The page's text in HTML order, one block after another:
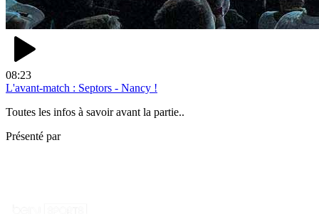
08:23
L'avant-match : Septors - Nancy !
Toutes les infos à savoir avant la partie..
Présenté par